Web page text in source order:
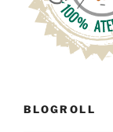
BLOGROLL